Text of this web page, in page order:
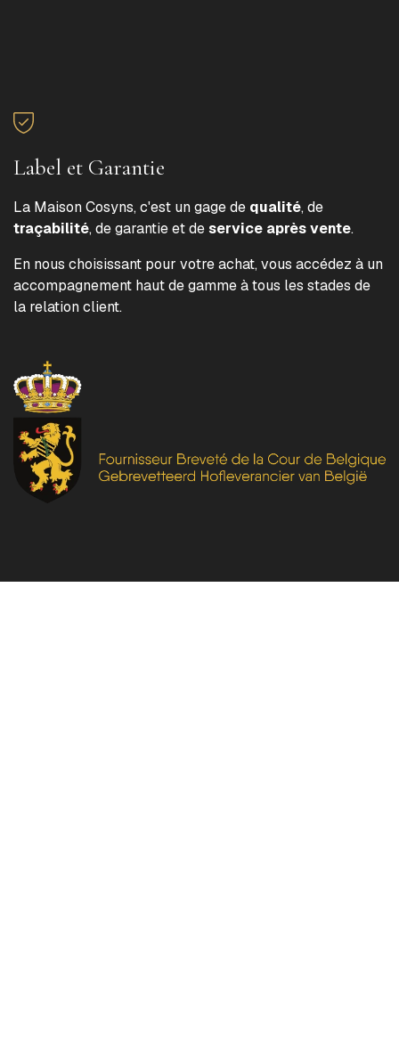
Label et Garantie
La Maison Cosyns, c'est un gage de qualité, de
traçabilité, de garantie et deservice après vente.
En nous choisissant pour votre achat, vous accédez à un
accompagnement haut de gamme à tous les stades de
la relation client.